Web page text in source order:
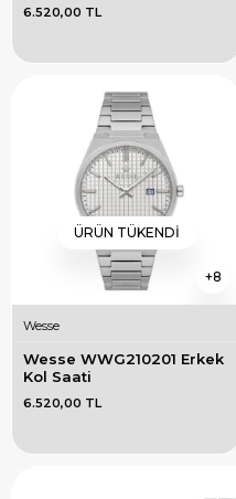
6.520,00 TL
8
ÜRÜN TÜKENDI
Wesse
Wesse WWG210201 Erkek
Kol Saati
6.520,00 TL